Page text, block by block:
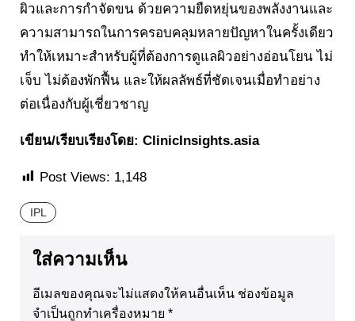
ผิวและการกำจัดขน ด้วยความยืดหยุ่นของพลังงานและ
ความสามารถในการครอบคลุมหลายปัญหาในครั้งเดียว
ทำให้เหมาะสำหรับผู้ที่ต้องการดูแลผิวอย่างอ่อนโยน ไม่
เจ็บ ไม่ต้องพักฟื้น และให้ผลลัพธ์ที่ชัดเจนเมื่อทำอย่าง
ต่อเนื่องกับผู้เชี่ยวชาญ
เขียน/เรียบเรียงโดย: ClinicInsights.asia
Post Views: 1,148
IPL
ใส่ความเห็น
อีเมลของคุณจะไม่แสดงให้คนอื่นเห็น ช่องข้อมูล
จำเป็นถูกทำเครื่องหมาย *